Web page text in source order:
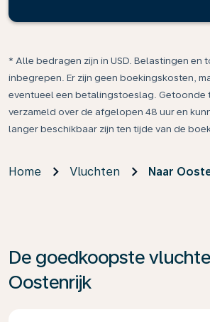
* Alle bedragen zijn in USD. Belastingen en
inbegrepen. Er zijn geen boekingskosten,
eventueel een betalingstoeslag. Getoonde
verzameld over de afgelopen 48 uur en
langer beschikbaar zijn ten tijde van de
Home Vluchten Naar
De goedkoopste
Oostenrijk